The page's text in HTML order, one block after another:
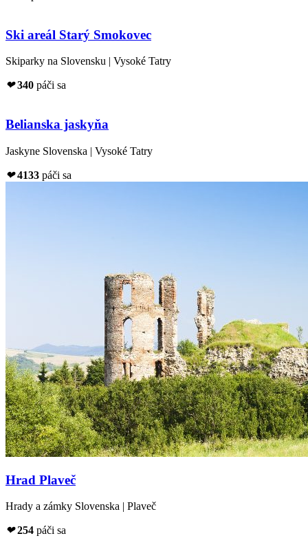
Ski areál Starý Smokovec
Skiparky na Slovensku | Vysoké Tatry
❤ 340 páči sa
Belianska jaskyňa
Jaskyne Slovenska | Vysoké Tatry
❤ 4133 páči sa
Hrad Plaveč
Hrady a zámky Slovenska | Plaveč
❤ 254 páči sa